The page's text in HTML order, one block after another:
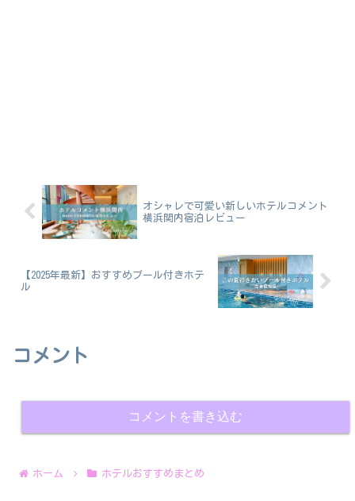
オシャレで可愛い新しいホテルコメント
横浜関内宿泊レビュー
【2025年最新】おすすめプール付きホテ
ル
コメント
コメントを書き込む
ホーム ホテルおすすめまとめ